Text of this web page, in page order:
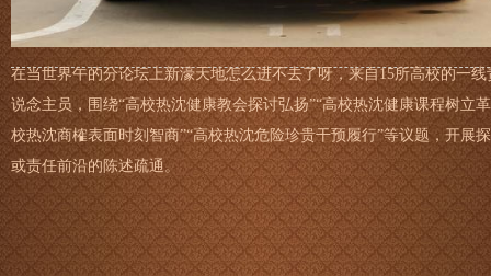
在当世界午的分论坛上新濠天地怎么进不去了呀，来自15所高校的一线
说念主员，围绕“高校热沈健康教会探讨弘扬”“高校热沈健康课程树立
校热沈商榷表面时刻智商”“高校热沈危险珍贵干预履行”等议题，开展
或责任前沿的陈述疏通。